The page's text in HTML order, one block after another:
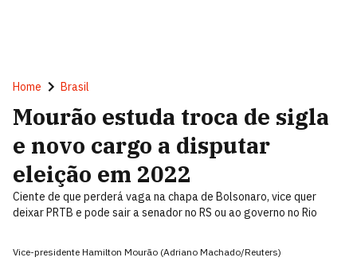
Home Brasil
Mourão estuda troca de sigla
e novo cargo a disputar
eleição em 2022
Ciente de que perderá vaga na chapa de Bolsonaro, vice quer
deixar PRTB e pode sair a senador no RS ou ao governo no Rio
Vice-presidente Hamilton Mourão (Adriano Machado/Reuters)